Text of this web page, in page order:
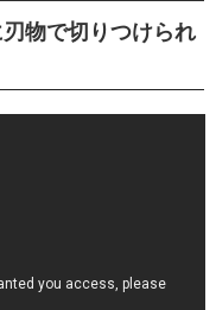
物で切りつけられ